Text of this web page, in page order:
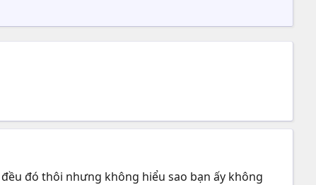
đó thôi nhưng không hiểu sao bạn ấy không